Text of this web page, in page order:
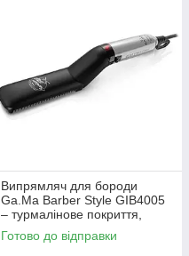
Випрямляч для бороди
Ga.Ma Barber Style GIB4005
– турмалінове покриття,
температура 165°C, знімний
гребінь, швидкий нагрів
Готово до відправки